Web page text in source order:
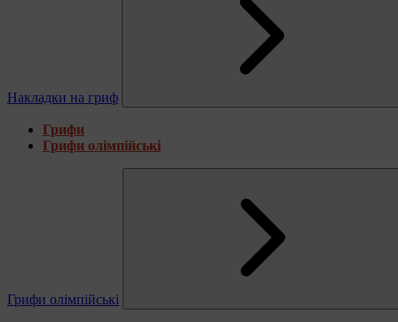
Накладки на гриф
Грифи
Грифи олімпійські
Грифи олімпійські